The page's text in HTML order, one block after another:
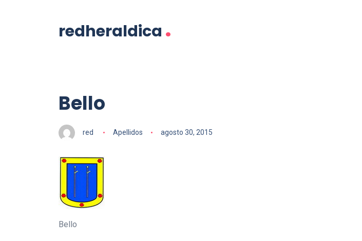
redheraldica .
Bello
red Apellidos agosto 30, 2015
Bello